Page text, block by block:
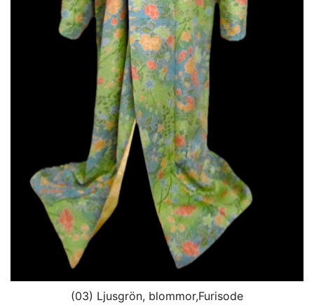
(03) Ljusgrön, blommor,Furisode